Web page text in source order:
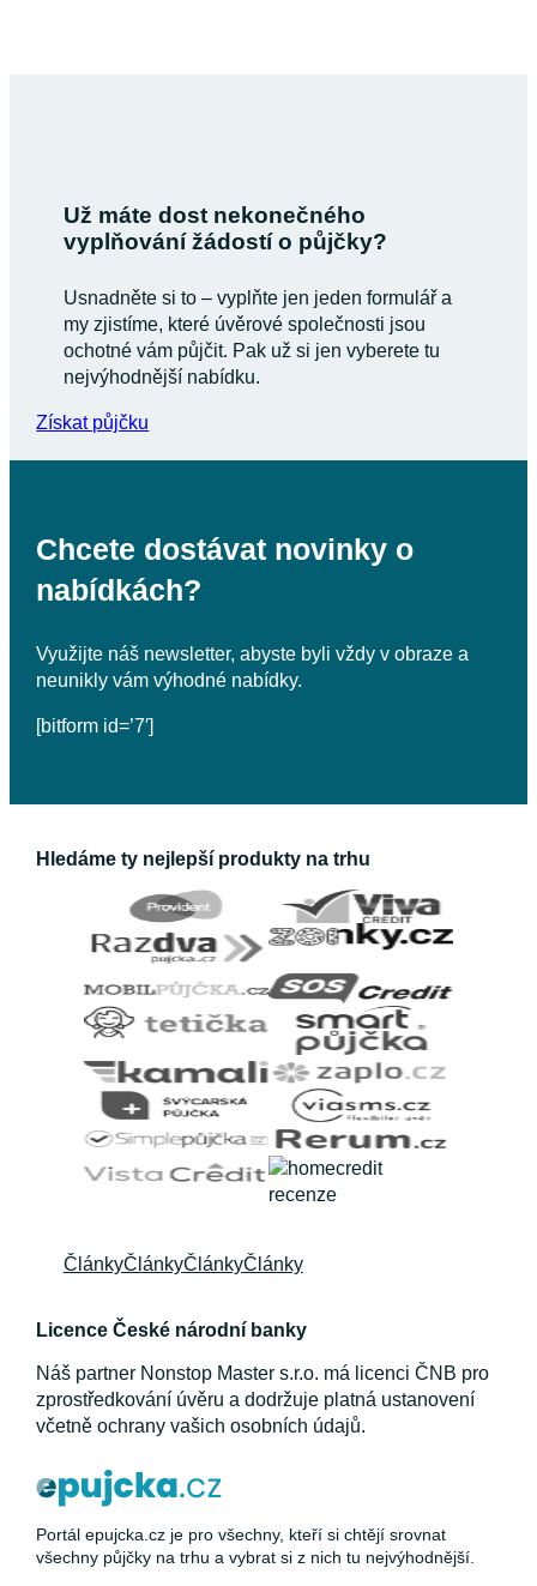
Už máte dost nekonečného
vyplňování žádostí o půjčky?
Usnadněte si to – vyplňte jen jeden formulář a
my zjistíme, které úvěrové společnosti jsou
ochotné vám půjčit. Pak už si jen vyberete tu
nejvýhodnější nabídku.
Získat půjčku
Chcete dostávat novinky o
nabídkách?
Využijte náš newsletter, abyste byli vždy v obraze a
neunikly vám výhodné nabídky.
[bitform id=’7′]
Hledáme ty nejlepší produkty na trhu
ČlánkyČlánkyČlánkyČlánky
Licence České národní banky
Náš partner Nonstop Master s.r.o. má licenci ČNB pro
zprostředkování úvěru a dodržuje platná ustanovení
včetně ochrany vašich osobních údajů.
Portál epujcka.cz je pro všechny, kteří si chtějí srovnat
všechny půjčky na trhu a vybrat si z nich tu nejvýhodnější.